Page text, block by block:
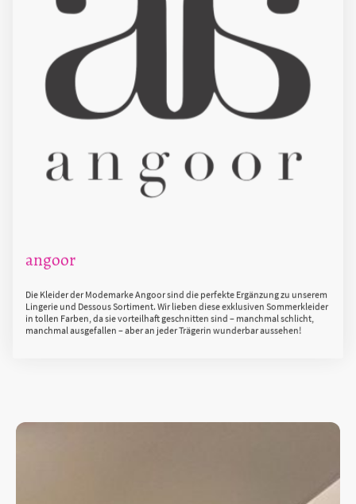
angoor
Die Kleider der Modemarke Angoor sind die perfekte Ergänzung zu unserem
Lingerie und Dessous Sortiment. Wir lieben diese exklusiven Sommerkleider
in tollen Farben, da sie vorteilhaft geschnitten sind – manchmal schlicht,
manchmal ausgefallen – aber an jeder Trägerin wunderbar aussehen!